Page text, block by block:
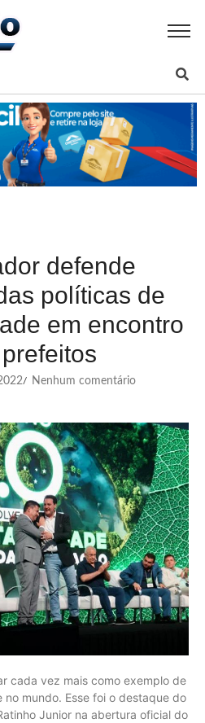
defende
políticas de
em encontro
/ Nenhum comentário
cada vez mais como exemplo de
no mundo. Esse foi o destaque do
Junior na abertura oficial do